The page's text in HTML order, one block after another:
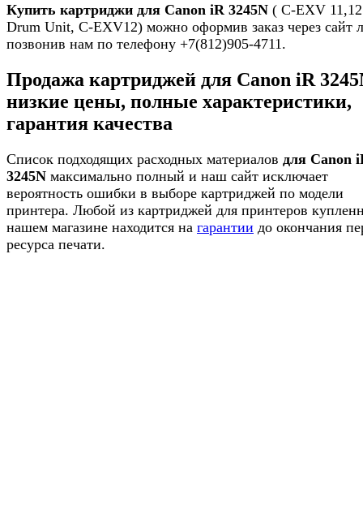
Купить картриджи для Canon iR 3245N ( C-EXV 11,12
Drum Unit, C-EXV12) можно оформив заказ через сайт
позвонив нам по телефону +7(812)905-4711.
Продажа картриджей для Canon iR
низкие цены, полные характеристики,
гарантия качества
Список подходящих расходных материалов для Canon
3245N максимально полный и наш сайт исключает
вероятность ошибки в выборе картриджей по модели
принтера. Любой из картриджей для принтеров
нашем магазине находится на гарантии до окончания
ресурса печати.